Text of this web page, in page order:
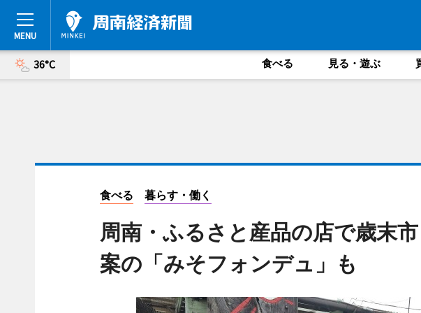
36°C 食べる 見る・遊ぶ
食べる 暮らす・働く
周南・ふるさと産品の店で歳末
案の「みそフォンデュ」も